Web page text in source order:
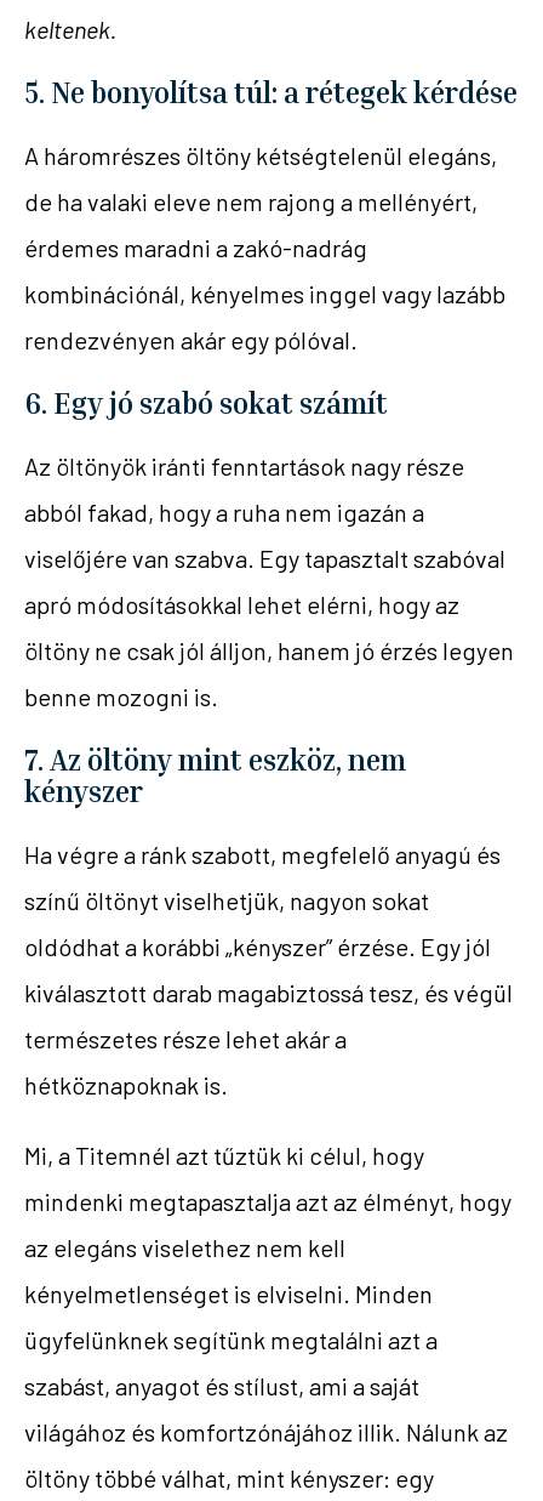
keltenek.
5. Ne bonyolítsa túl: a rétegek kérdése
A háromrészes öltöny kétségtelenül elegáns,
de ha valaki eleve nem rajong a mellényért,
érdemes maradni a zakó-nadrág
kombinációnál, kényelmes inggel vagy lazább
rendezvényen akár egy pólóval.
6. Egy jó szabó sokat számít
Az öltönyök iránti fenntartások nagy része
abból fakad, hogy a ruha nem igazán a
viselőjére van szabva. Egy tapasztalt szabóval
apró módosításokkal lehet elérni, hogy az
öltöny ne csak jól álljon, hanem jó érzés legyen
benne mozogni is.
7. Az öltöny mint eszköz, nem
kényszer
Ha végre a ránk szabott, megfelelő anyagú és
színű öltönyt viselhetjük, nagyon sokat
oldódhat a korábbi „kényszer” érzése. Egy jól
kiválasztott darab magabiztossá tesz, és végül
természetes része lehet akár a
hétköznapoknak is.
Mi, a Titemnél azt tűztük ki célul, hogy
mindenki megtapasztalja azt az élményt, hogy
az elegáns viselethez nem kell
kényelmetlenséget is elviselni. Minden
ügyfelünknek segítünk megtalálni azt a
szabást, anyagot és stílust, ami a saját
világához és komfortzónájához illik. Nálunk az
öltöny többé válhat, mint kényszer: egy